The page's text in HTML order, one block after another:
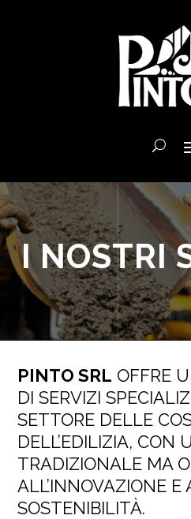
I NOSTRI
PINTO SRL OFFRE
DI SERVIZI
SETTORE DELLE
DELL’EDILIZIA, CON
TRADIZIONALE MA
ALL’INNOVAZIONE E
SOSTENIBILITÀ.